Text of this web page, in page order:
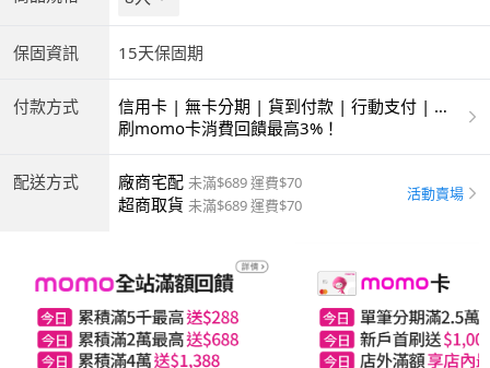
保固資訊 15天保固期
付款方式
信用卡 | 無卡分期 | 貨到付款 | 行動支付 | 超
商付款 | ATM | 銀聯卡
刷momo卡消費回饋最高3%！
配送方式 廠商宅配 未滿$689 運費$70
超商取貨 未滿$689 運費$70
活動賣場